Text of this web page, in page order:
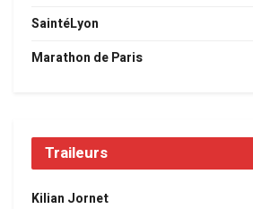
SaintéLyon
Marathon de Paris
Traileurs
Kilian Jornet